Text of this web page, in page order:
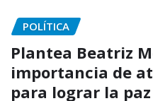
POLÍTICA
Plantea Beatriz
importancia de
para lograr la